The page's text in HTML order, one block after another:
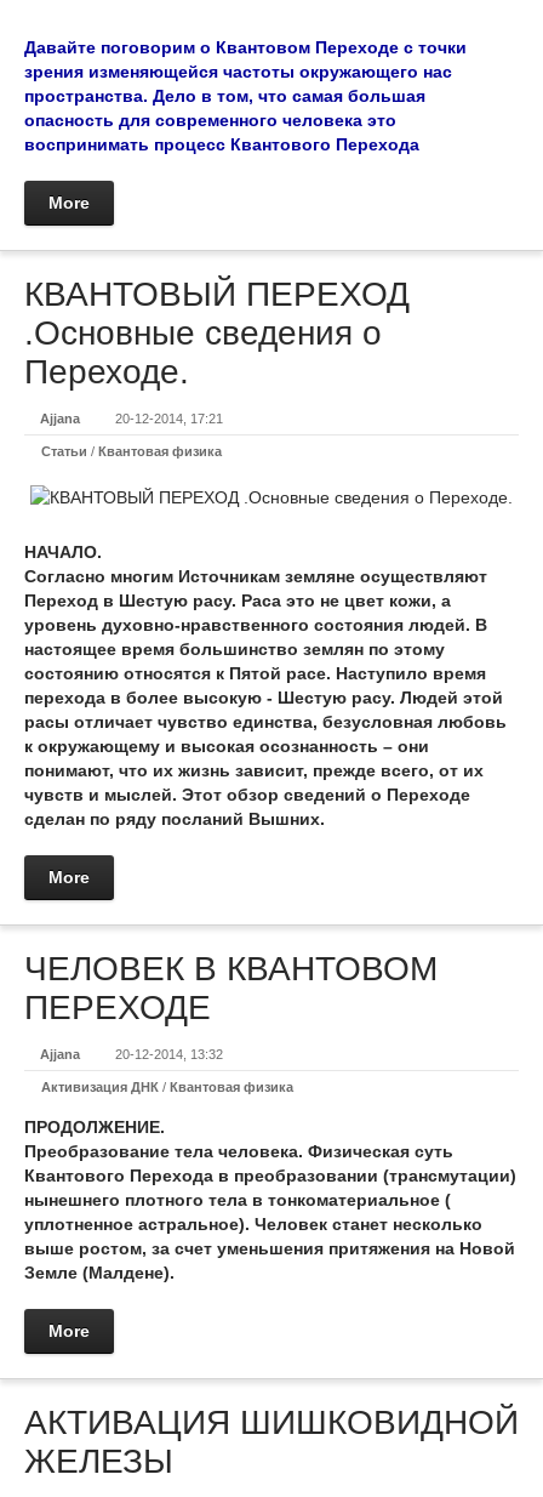
Давайте поговорим о Квантовом Переходе с точки
зрения изменяющейся частоты окружающего нас
пространства. Дело в том, что самая большая
опасность для современного человека это
воспринимать процесс Квантового Перехода
More
КВАНТОВЫЙ ПЕРЕХОД
.Основные сведения о
Переходе.
Ajjana 20-12-2014, 17:21
Статьи / Квантовая физика
НАЧАЛО.
Согласно многим Источникам земляне осуществляют
Переход в Шестую расу. Раса это не цвет кожи, а
уровень духовно-нравственного состояния людей. В
настоящее время большинство землян по этому
состоянию относятся к Пятой расе. Наступило время
перехода в более высокую - Шестую расу. Людей этой
расы отличает чувство единства, безусловная любовь
к окружающему и высокая осознанность – они
понимают, что их жизнь зависит, прежде всего, от их
чувств и мыслей. Этот обзор сведений о Переходе
сделан по ряду посланий Вышних.
More
ЧЕЛОВЕК В КВАНТОВОМ
ПЕРЕХОДЕ
Ajjana 20-12-2014, 13:32
Активизация ДНК / Квантовая физика
ПРОДОЛЖЕНИЕ.
Преобразование тела человека. Физическая суть
Квантового Перехода в преобразовании (трансмутации)
нынешнего плотного тела в тонкоматериальное (
уплотненное астральное). Человек станет несколько
выше ростом, за счет уменьшения притяжения на Новой
Земле (Малдене).
More
АКТИВАЦИЯ ШИШКОВИДНОЙ
ЖЕЛЕЗЫ